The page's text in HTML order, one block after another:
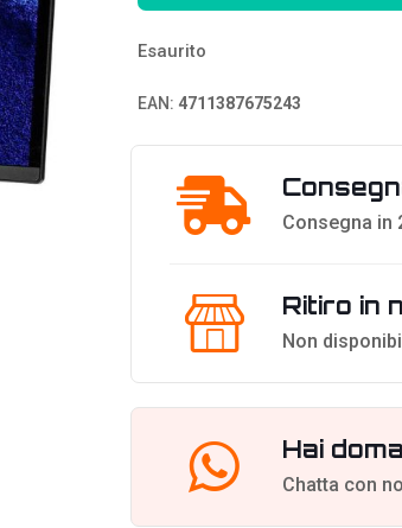
Esaurito
EAN: 4711387675243
Consegna in
Ritiro in
Non
Hai
Chatta con